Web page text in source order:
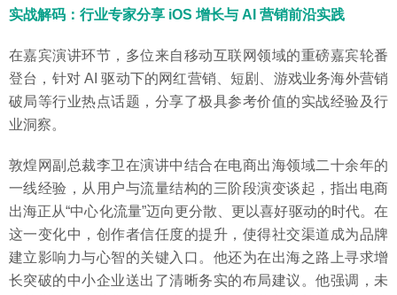
实战解码：行业专家分享 iOS 增长与 AI 营销前沿实践
在嘉宾演讲环节，多位来自移动互联网领域的重磅嘉宾轮番
登台，针对 AI 驱动下的网红营销、短剧、游戏业务海外营销
破局等行业热点话题，分享了极具参考价值的实战经验及行
业洞察。
敦煌网副总裁李卫在演讲中结合在电商出海领域二十余年的
一线经验，从用户与流量结构的三阶段演变谈起，指出电商
出海正从“中心化流量”迈向更分散、更以喜好驱动的时代。在
这一变化中，创作者信任度的提升，使得社交渠道成为品牌
建立影响力与心智的关键入口。他还为在出海之路上寻求增
长突破的中小企业送出了清晰务实的布局建议。他强调，未